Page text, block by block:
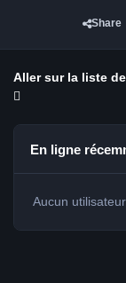
Share
Aller sur la liste
En ligne
Aucun